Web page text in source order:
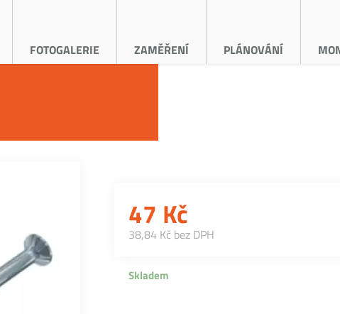
FOTOGALERIE ZAMĚŘENÍ PLÁNOVÁNÍ
47 Kč
38,84 Kč bez DPH
Skladem